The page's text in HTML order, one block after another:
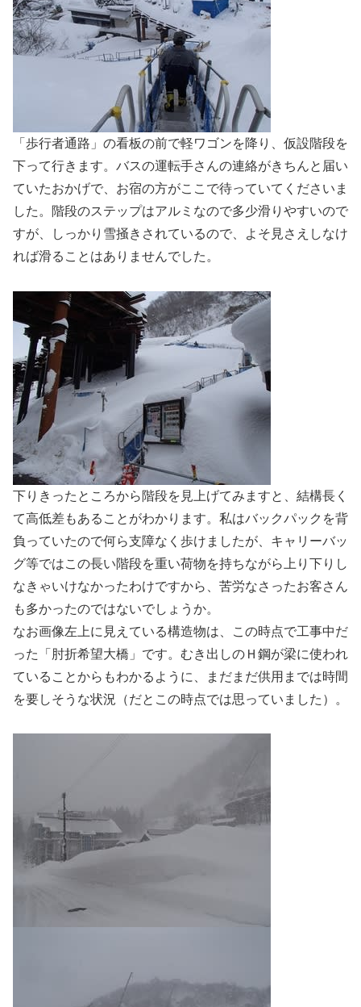
「歩行者通路」の看板の前で軽ワゴンを降り、仮設階段を
下って行きます。バスの運転手さんの連絡がきちんと届い
ていたおかげで、お宿の方がここで待っていてくださいま
した。階段のステップはアルミなので多少滑りやすいので
すが、しっかり雪掻きされているので、よそ見さえしなけ
れば滑ることはありませんでした。
下りきったところから階段を見上げてみますと、結構長く
て高低差もあることがわかります。私はバックパックを背
負っていたので何ら支障なく歩けましたが、キャリーバッ
グ等ではこの長い階段を重い荷物を持ちながら上り下りし
なきゃいけなかったわけですから、苦労なさったお客さん
も多かったのではないでしょうか。
なお画像左上に見えている構造物は、この時点で工事中だ
った「肘折希望大橋」です。むき出しのＨ鋼が梁に使われ
ていることからもわかるように、まだまだ供用までは時間
を要しそうな状況（だとこの時点では思っていました）。